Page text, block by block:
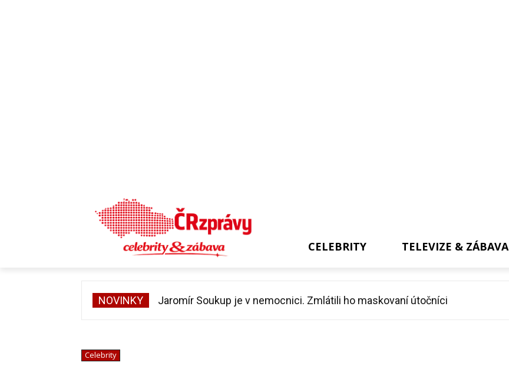
CELEBRITY TELEVIZE & ZÁBAVA
NOVINKY Jaromír Soukup je v nemocnici. Zmlátili ho maskovaní útočníci
Celebrity